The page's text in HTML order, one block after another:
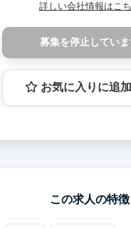
詳しい会社情報はこ
募集を停止してい
お気に入りに追
この求人の特徴